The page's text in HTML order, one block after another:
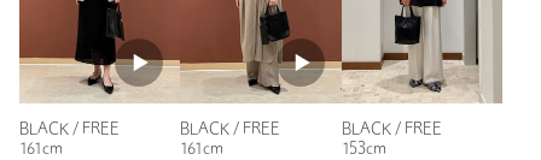
ニックネーム： ちーちゃん
投稿日： 2026年2月7日
購入カラー：BEIGE
BLACK / FREE
161cm
BLACK / FREE
161cm
BLACK / FREE
153cm